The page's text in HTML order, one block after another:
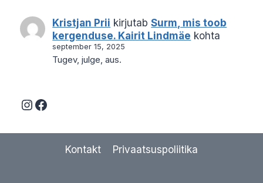
Kristjan Prii kirjutabSurm, mis toob
kergenduse. Kairit Lindmäe kohta
september 15, 2025
Tugev, julge, aus.
Instagram
Facebook
Kontakt Privaatsuspoliitika